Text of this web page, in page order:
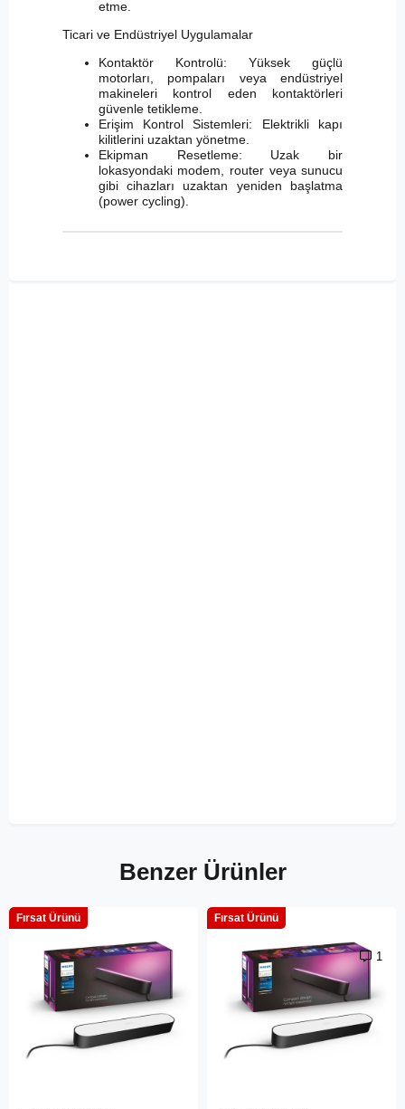
etme.
Ticari ve Endüstriyel Uygulamalar
Kontaktör Kontrolü: Yüksek güçlü
motorları, pompaları veya endüstriyel
makineleri kontrol eden kontaktörleri
güvenle tetikleme.
Erişim Kontrol Sistemleri: Elektrikli kapı
kilitlerini uzaktan yönetme.
Ekipman Resetleme: Uzak bir
lokasyondaki modem, router veya sunucu
gibi cihazları uzaktan yeniden başlatma
(power cycling).
Benzer Ürünler
Fırsat Ürünü
1
Fırsat Ürünü